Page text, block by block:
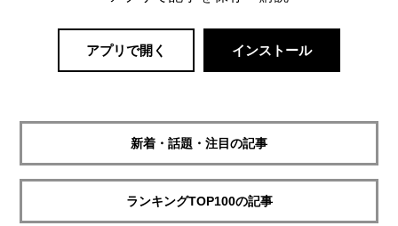
アプリで開く インストール
新着・話題・注目の記事
ランキングTOP100の記事